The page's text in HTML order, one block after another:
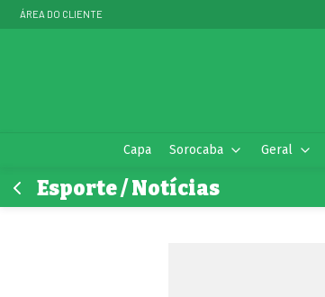
ÁREA DO CLIENTE
Capa Sorocaba Geral
Esporte / Notícias